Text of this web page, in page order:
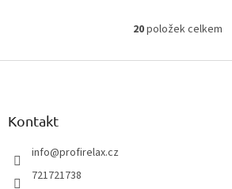
O
l
20položek celkem
Z
Kontakt
info@profirelax.cz
721721738